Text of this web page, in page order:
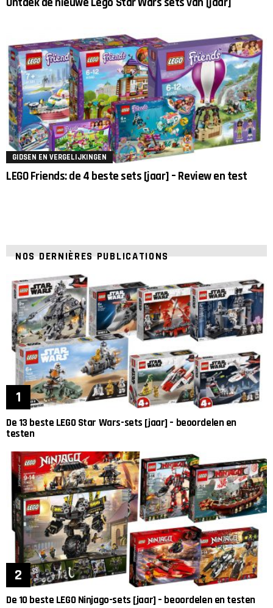
GIDSEN EN VERGELIJKINGEN
LEGO Friends: de 4 beste sets [jaar] – Review en test
NOS DERNIÈRES PUBLICATIONS
De 13 beste LEGO Star Wars-sets [jaar] – beoordelen en
testen
De 10 beste LEGO Ninjago-sets [jaar] – beoordelen en testen